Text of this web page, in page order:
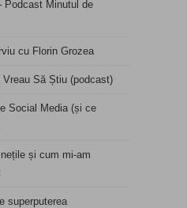
Podcast Minutul de
cu Florin Grozea
Să Știu (podcast)
Social Media (și ce
și cum mi-am
superputerea